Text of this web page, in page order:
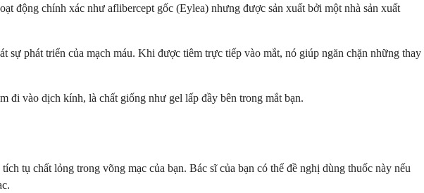
động chính xác như aflibercept gốc (Eylea) nhưng được sản xuất bởi một nhà sản xuất
phát triển của mạch máu. Khi được tiêm trực tiếp vào mắt, nó giúp ngăn chặn những thay
đi vào dịch kính, là chất giống như gel lấp đầy bên trong mắt bạn.
tụ chất lỏng trong võng mạc của bạn. Bác sĩ của bạn có thể đề nghị dùng thuốc này nếu